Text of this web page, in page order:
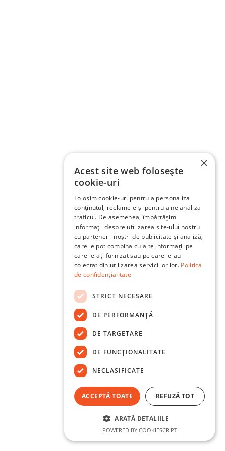
×
Acest site web folosește
cookie-uri
Folosim cookie-uri pentru a personaliza
conținutul, reclamele și pentru a ne analiza
traficul. De asemenea, împărtășim
informații despre utilizarea site-ului nostru
cu partenerii noștri de publicitate și analiză,
care le pot combina cu alte informații pe
care le-ați furnizat sau pe care le-au
colectat din utilizarea serviciilor lor. Politica
de confidențialitate
STRICT NECESARE
DE PERFORMANȚĂ
DE TARGETARE
DE FUNCŢIONALITATE
NECLASIFICATE
ACCEPTĂ TOATE REFUZĂ TOT
ARATĂ DETALIILE
POWERED BY COOKIESCRIPT